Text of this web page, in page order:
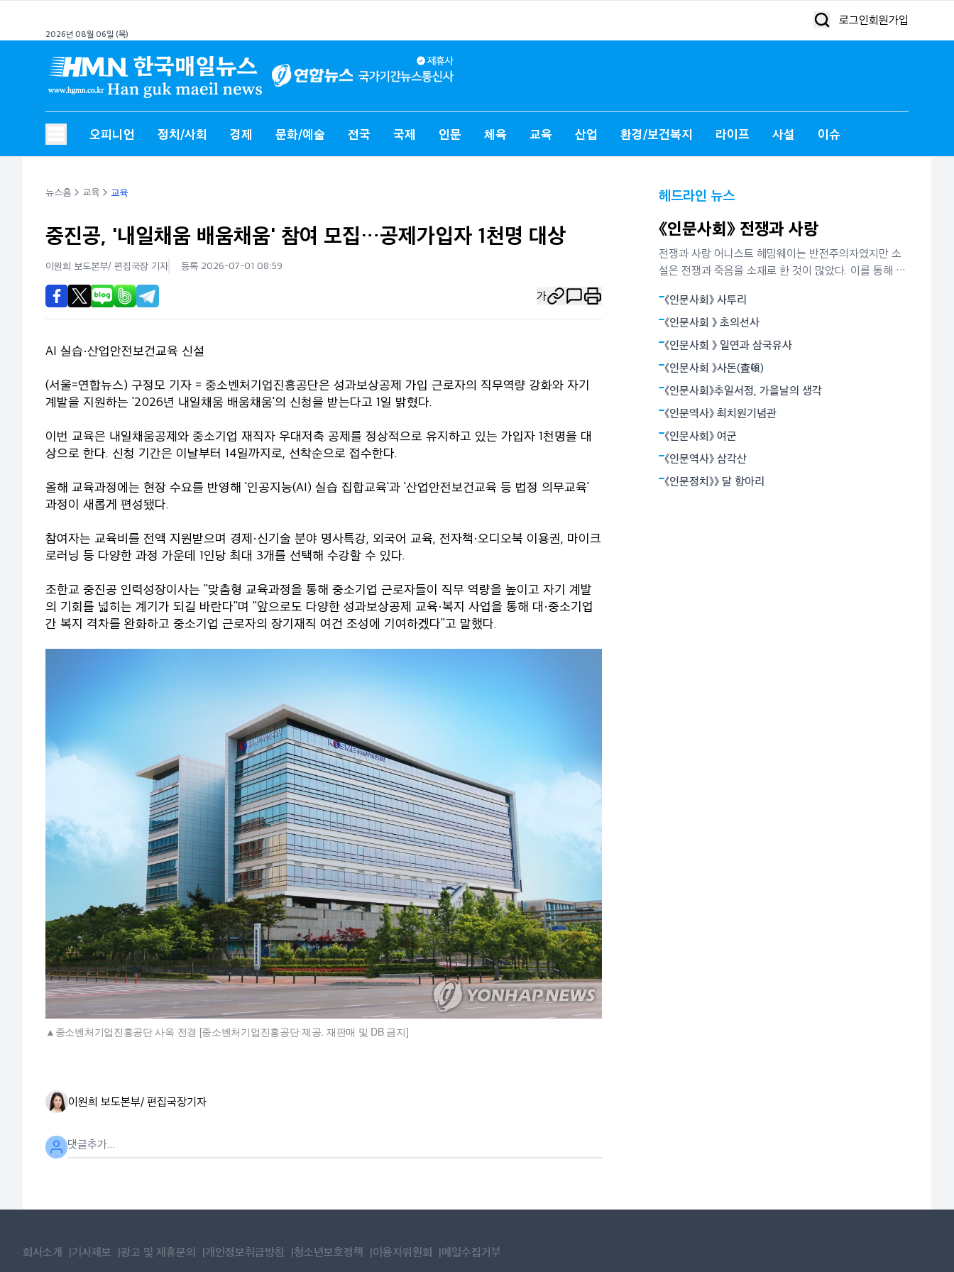
2026년 08월 06일 (목)
로그인회원가입
오피니언 정치/사회 경제 문화/예술 전국 국제 인문 체육 교육 산업 환경/보건복지 라이프 사설 이슈
뉴스홈 교육 교육
중진공, '내일채움 배움채움' 참여 모집…공제가입자 1천명 대상
이원희 보도본부/ 편집국장 기자 등록 2026-07-01 08:59
가
AI 실습·산업안전보건교육 신설
(서울=연합뉴스) 구정모 기자 = 중소벤처기업진흥공단은 성과보상공제 가입 근로자의 직무역량 강화와 자기
계발을 지원하는 '2026년 내일채움 배움채움'의 신청을 받는다고 1일 밝혔다.
이번 교육은 내일채움공제와 중소기업 재직자 우대저축 공제를 정상적으로 유지하고 있는 가입자 1천명을 대
상으로 한다. 신청 기간은 이날부터 14일까지로, 선착순으로 접수한다.
올해 교육과정에는 현장 수요를 반영해 '인공지능(AI) 실습 집합교육'과 '산업안전보건교육 등 법정 의무교육'
과정이 새롭게 편성됐다.
참여자는 교육비를 전액 지원받으며 경제·신기술 분야 명사특강, 외국어 교육, 전자책·오디오북 이용권, 마이크
로러닝 등 다양한 과정 가운데 1인당 최대 3개를 선택해 수강할 수 있다.
조한교 중진공 인력성장이사는 "맞춤형 교육과정을 통해 중소기업 근로자들이 직무 역량을 높이고 자기 계발
의 기회를 넓히는 계기가 되길 바란다"며 "앞으로도 다양한 성과보상공제 교육·복지 사업을 통해 대·중소기업
간 복지 격차를 완화하고 중소기업 근로자의 장기재직 여건 조성에 기여하겠다"고 말했다.
중소벤처기업진흥공단 사옥 전경 [중소벤처기업진흥공단 제공. 재판매 및 DB 금지]
이원희 보도본부/ 편집국장기자
헤드라인 뉴스
《인문사회》 전쟁과 사랑
전쟁과 사랑 어니스트 헤밍웨이는 반전주의자였지만 소
설은 전쟁과 죽음을 소재로 한 것이 많았다. 이를 통해 그
지언정 결코 굴복하지 않는다는 철학이었다. 그는 그것이
용기로 죽음과 대면함으로써 가능하다고 믿었다. 그의 장
편 ‘누구를 위하여 종을 울리나’는 1937년 파시스트 정권
《인문사회》 사투리
《인문사회 》 초의선사
《인문사회 》 일연과 삼국유사
《인문사회 》사돈(査頓)
《인문사회》추일서정, 가을날의 생각
《인문역사》 최치원기념관
《인문사회》 여군
《인문역사》 삼각산
《인문정치》》 달 항아리
회사소개 기사제보 광고 및 제휴문의 개인정보취급방침 청소년보호정책 이용자위원회 메일수집거부